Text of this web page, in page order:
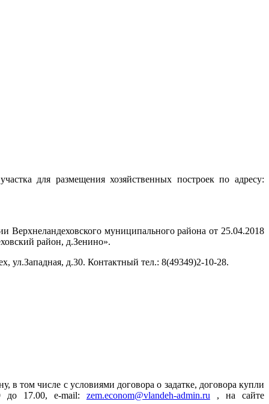
для размещения хозяйственных построек по адресу:
Верхнеландеховского муниципального района от 25.04.2018
район, д.Зенино».
ул.Западная, д.30. Контактный тел.: 8(49349)2-10-28.
том числе с условиями договора о задатке, договора купли
до 17.00, e-mail: zem.econom@vlandeh-admin.ru, на сайте